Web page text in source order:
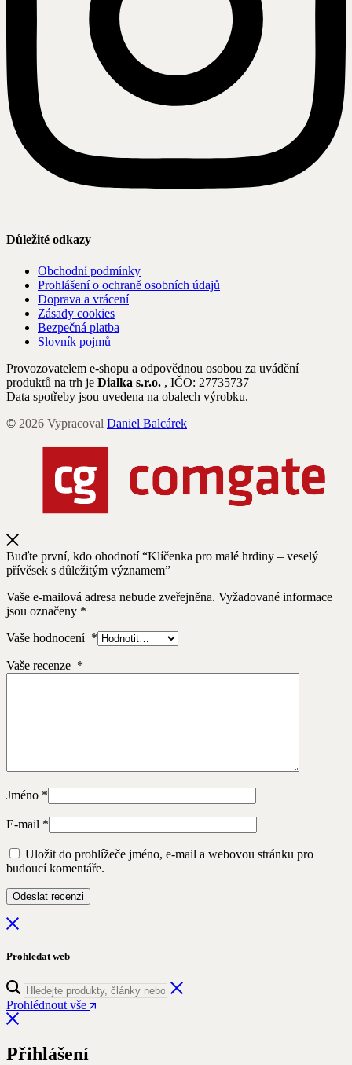
Důležité odkazy
Obchodní podmínky
Prohlášení o ochraně osobních údajů
Doprava a vrácení
Zásady cookies
Bezpečná platba
Slovník pojmů
Provozovatelem e-shopu a odpovědnou osobou za uvádění
produktů na trh je Dialka s.r.o. , IČO: 27735737
Data spotřeby jsou uvedena na obalech výrobku.
© 2026 Vypracoval Daniel Balcárek
Buďte první, kdo ohodnotí “Klíčenka pro malé hrdiny – veselý
přívěsek s důležitým významem”
Vaše e-mailová adresa nebude zveřejněna. Vyžadované informace
jsou označeny *
Vaše hodnocení *
Vaše recenze *
Jméno *
E-mail *
Uložit do prohlížeče jméno, e-mail a webovou stránku pro
budoucí komentáře.
Prohledat web
Prohlédnout vše
Přihlášení